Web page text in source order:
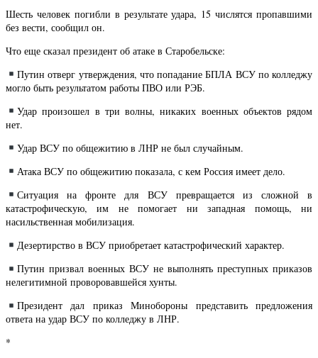
Шесть человек погибли в результате удара, 15 числятся пропавшими
без вести, сообщил он.
Что еще сказал президент об атаке в Старобельске:
Путин отверг утверждения, что попадание БПЛА ВСУ по колледжу
могло быть результатом работы ПВО или РЭБ.
Удар произошел в три волны, никаких военных объектов рядом
нет.
Удар ВСУ по общежитию в ЛНР не был случайным.
Атака ВСУ по общежитию показала, с кем Россия имеет дело.
Ситуация на фронте для ВСУ превращается из сложной в
катастрофическую, им не помогает ни западная помощь, ни
насильственная мобилизация.
Дезертирство в ВСУ приобретает катастрофический характер.
Путин призвал военных ВСУ не выполнять преступных приказов
нелегитимной проворовавшейся хунты.
Президент дал приказ Минобороны представить предложения
ответа на удар ВСУ по колледжу в ЛНР.
*